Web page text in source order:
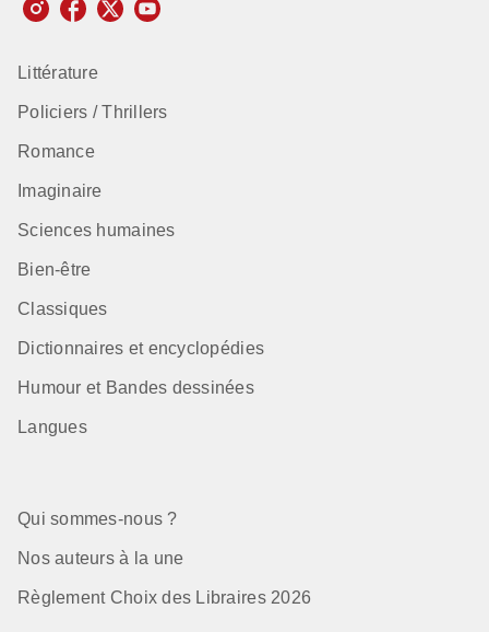
Littérature
Policiers / Thrillers
Romance
Imaginaire
Sciences humaines
Bien-être
Classiques
Dictionnaires et encyclopédies
Humour et Bandes dessinées
Langues
Qui sommes-nous ?
Nos auteurs à la une
Règlement Choix des Libraires 2026